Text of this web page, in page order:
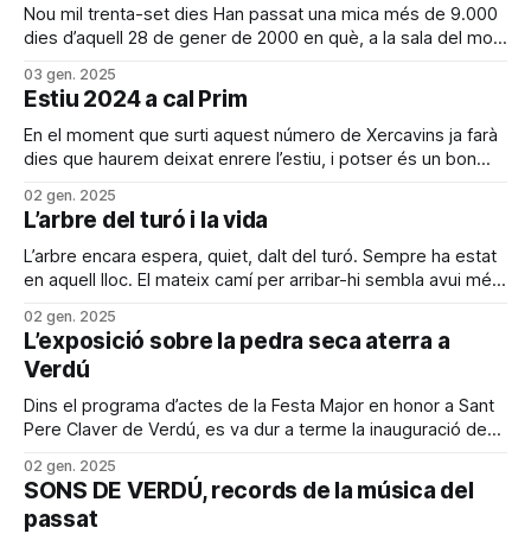
Nou mil trenta-set dies Han passat una mica més de 9.000
dies d’aquell 28 de gener de 2000 en què, a la sala del molí
zero de Xercavins. El poble ha canviat força, el país, bastant
i el
03 gen. 2025
Estiu 2024 a cal Prim
En el moment que surti aquest número de Xercavins ja farà
dies que haurem deixat enrere l’estiu, i potser és un bon
totalment amb la resta de l’any, és un punt i a part. Es
02 gen. 2025
L’arbre del turó i la vida
L’arbre encara espera, quiet, dalt del turó. Sempre ha estat
en aquell lloc. El mateix camí per arribar-hi sembla avui més
peixeres i caminant lleugers pujàvem el pendent amb fortes
rialles i, en arribar a dalt, ens asseiem esbufegant
02 gen. 2025
L’exposició sobre la pedra seca aterra a
Verdú
Dins el programa d’actes de la Festa Major en honor a Sant
Pere Claver de Verdú, es va dur a terme la inauguració de
que es va poder veure fins el passat el 6 d’octubre.
L’exposició,
02 gen. 2025
SONS DE VERDÚ, records de la música del
passat